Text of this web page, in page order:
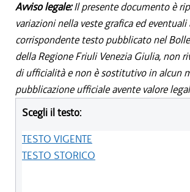
Avviso legale:Il presente documento è
variazioni nella veste grafica ed
corrispondente testo pubblicato nel
della Regione Friuli Venezia Giulia, non
di ufficialità e non è sostitutivo in alcun
pubblicazione ufficiale avente valore
Scegli il testo:
TESTO VIGENTE
TESTO STORICO